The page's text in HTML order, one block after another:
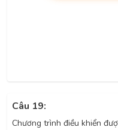
Câu 19:
Chương trình điều khiển